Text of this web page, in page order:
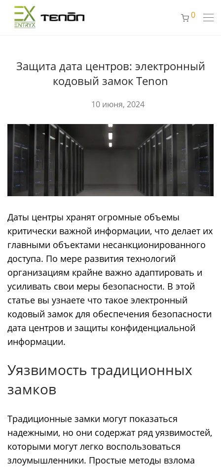
0
Защита дата центров: электронный
кодовый замок Tenon
10 июня, 2024
Даты центры хранят огромные объемы
критически важной информации, что делает их
главными объектами несанкционированного
доступа. По мере развития технологий
организациям крайне важно адаптировать и
усиливать свои меры безопасности. В этой
статье вы узнаете что такое электронный
кодовый замок для обеспечения безопасности
дата центров и защиты конфиденциальной
информации.
Уязвимость традиционных
замков
Традиционные замки могут показаться
надежными, но они содержат ряд уязвимостей,
которыми могут легко воспользоваться
злоумышленники. Простые методы взлома